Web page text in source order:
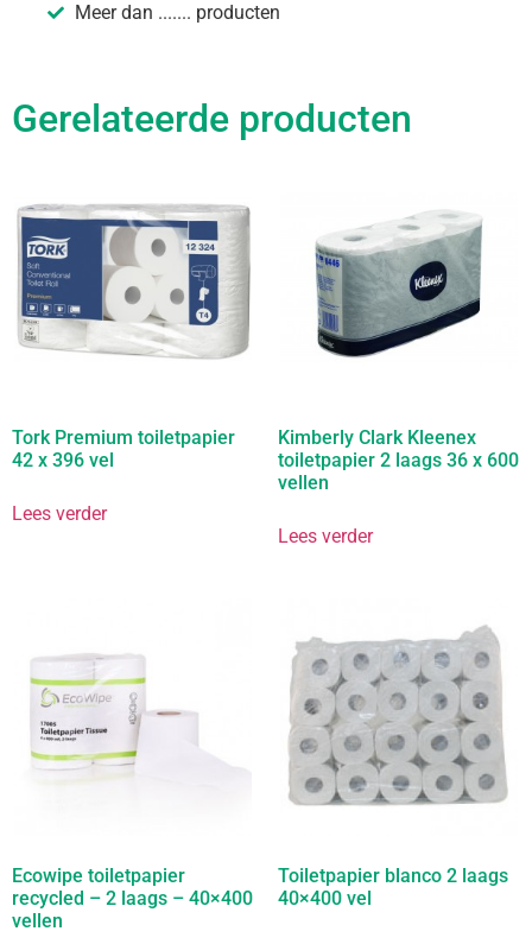
Meer dan ....... producten
Gerelateerde producten
Tork Premium toiletpapier
42 x 396 vel
Lees verder
Kimberly Clark Kleenex
toiletpapier 2 laags 36 x 600
vellen
Lees verder
Ecowipe toiletpapier
recycled – 2 laags – 40×400
vellen
Toiletpapier blanco 2 laags
40×400 vel